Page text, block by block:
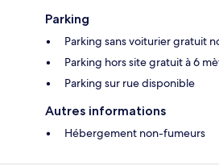
Parking
Parking sans voiturier gratuit
Parking hors site gratuit à 6
Parking sur rue disponible
Autres informations
Hébergement non-fumeurs